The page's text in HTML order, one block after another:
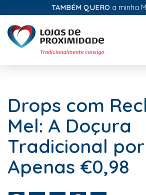
TAMBÉM QUEROa minha
Drops com
Mel: A Doçura
Tradicional por
Apenas €0,98